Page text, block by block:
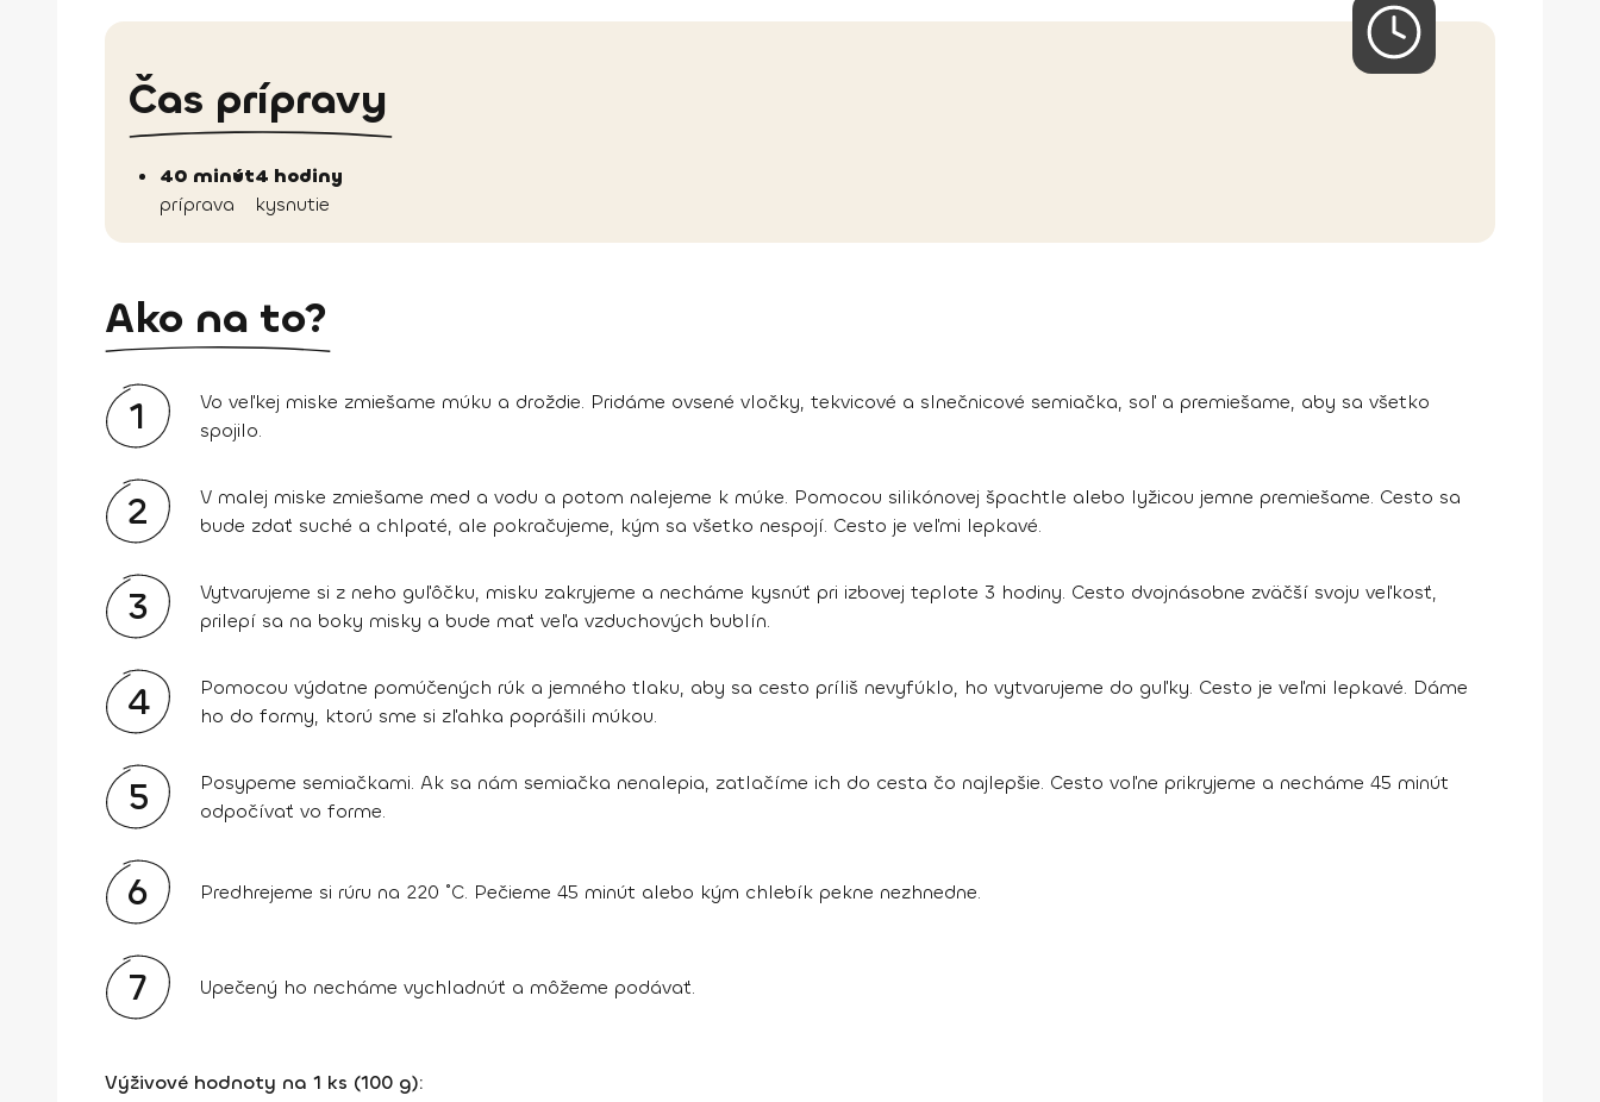
Čas prípravy
40 minút
príprava
4 hodiny
kysnutie
Ako na to?
1
Vo veľkej miske zmiešame múku a droždie. Pridáme ovsené vločky, tekvicové a slnečnicové semiačka, soľ a premiešame, aby sa všetko
spojilo.
2
V malej miske zmiešame med a vodu a potom nalejeme k múke. Pomocou silikónovej špachtle alebo lyžicou jemne premiešame. Cesto sa
bude zdať suché a chlpaté, ale pokračujeme, kým sa všetko nespojí. Cesto je veľmi lepkavé.
3
Vytvarujeme si z neho guľôčku, misku zakryjeme a necháme kysnúť pri izbovej teplote 3 hodiny. Cesto dvojnásobne zväčší svoju veľkosť,
prilepí sa na boky misky a bude mať veľa vzduchových bublín.
4
Pomocou výdatne pomúčených rúk a jemného tlaku, aby sa cesto príliš nevyfúklo, ho vytvarujeme do guľky. Cesto je veľmi lepkavé. Dáme
ho do formy, ktorú sme si zľahka poprášili múkou.
5
Posypeme semiačkami. Ak sa nám semiačka nenalepia, zatlačíme ich do cesta čo najlepšie. Cesto voľne prikryjeme a necháme 45 minút
odpočívať vo forme.
6 Predhrejeme si rúru na 220 ˚C. Pečieme 45 minút alebo kým chlebík pekne nezhnedne.
7 Upečený ho necháme vychladnúť a môžeme podávať.
Výživové hodnoty na 1 ks (100 g):